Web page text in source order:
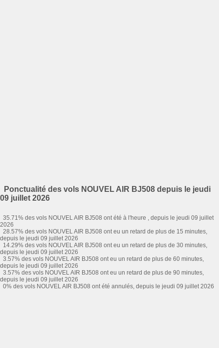
Ponctualité des vols NOUVEL AIR BJ508 depuis le jeudi
09 juillet 2026
35.71% des vols NOUVEL AIR BJ508 ont été à l'heure , depuis le jeudi 09 juillet
2026
28.57% des vols NOUVEL AIR BJ508 ont eu un retard de plus de 15 minutes,
depuis le jeudi 09 juillet 2026
14.29% des vols NOUVEL AIR BJ508 ont eu un retard de plus de 30 minutes,
depuis le jeudi 09 juillet 2026
3.57% des vols NOUVEL AIR BJ508 ont eu un retard de plus de 60 minutes,
depuis le jeudi 09 juillet 2026
3.57% des vols NOUVEL AIR BJ508 ont eu un retard de plus de 90 minutes,
depuis le jeudi 09 juillet 2026
0% des vols NOUVEL AIR BJ508 ont été annulés, depuis le jeudi 09 juillet 2026